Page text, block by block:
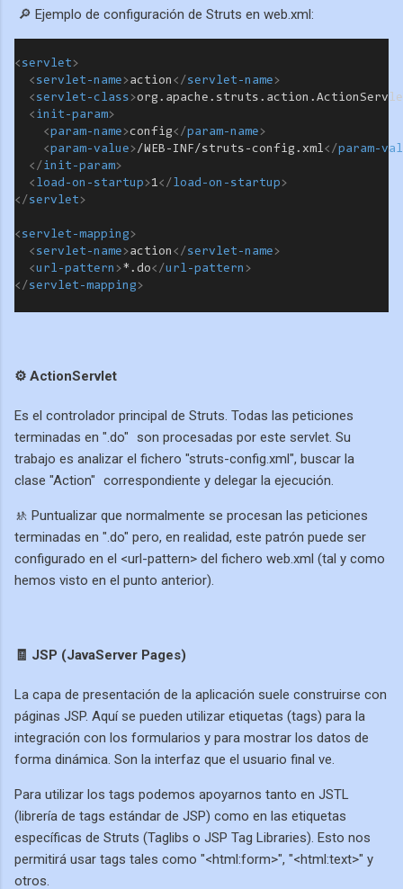
🔎 Ejemplo de configuración de Struts en web.xml:
< servlet>
< servlet-name>action </ servlet-name>
< servlet-class>
< init-param>
<param-name>config</param-name>
<param-value>/WEB-INF/struts-config.xml</param-
</ init-param>
< load-on-startup>1</ load-on-startup>
</ servlet>
< servlet-mapping>
< servlet-name>action </ servlet-name>
<url-pattern >*.do</url-pattern >
</ servlet-mapping>
⚙️ ActionServlet
Es el controlador principal de Struts. Todas las peticiones
terminadas en ".do" son procesadas por este servlet. Su
trabajo es analizar el fichero "struts-config.xml", buscar la
clase "Action" correspondiente y delegar la ejecución.
🚸 Puntualizar que normalmente se procesan las peticiones
terminadas en ".do" pero, en realidad, este patrón puede ser
configurado en el <url-pattern> del fichero web.xml (tal y como
hemos visto en el punto anterior).
🧾 JSP (JavaServer Pages)
La capa de presentación de la aplicación suele construirse con
páginas JSP. Aquí se pueden utilizar etiquetas (tags) para la
integración con los formularios y para mostrar los datos de
forma dinámica. Son la interfaz que el usuario final ve.
Para utilizar los tags podemos apoyarnos tanto en JSTL
(librería de tags estándar de JSP) como en las etiquetas
específicas de Struts (Taglibs o JSP Tag Libraries). Esto nos
permitirá usar tags tales como "<html:form>", "<html:text>" y
otros.